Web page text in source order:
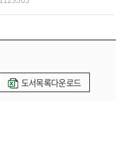
도서목록다운로드